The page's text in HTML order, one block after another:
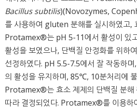
Bacillus subtilis)(Novozymes,
를 사용하여 gluten 분해를 실시하였고,
Protamex®는 pH 5-11에서 활성이 있
활성을 보였으나, 단백질 안정화를 위하
선정하였다. pH 5.5-7.5에서 잘 작동하
의 활성을 유지하며, 85℃, 10분처리에
Protamex®는 효소 제제의 단백질 분해
따라 결정되었다. Protamex®를 이용하